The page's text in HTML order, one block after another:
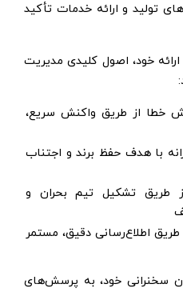
تولید و ارائه خدمات تأکید
خود، اصول کلیدی مدیریت
خطا از طریق واکنش سریع،
با هدف حفظ برند و اجتناب
طریق تشکیل تیم بحران و
اطلاع‌رسانی دقیق، مستمر
سخنرانی خود، به پرسش‌های